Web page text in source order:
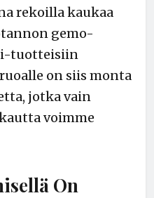
rekoilla kaukaa
gemo-
tuotteisiin
on siis monta
jotka vain
voimme
On